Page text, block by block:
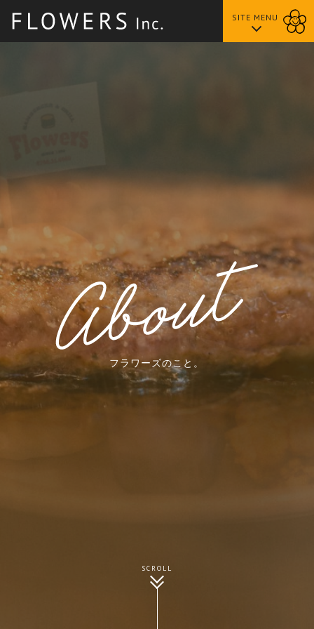
SITE MENU
フラワーズのこと。
SCROLL